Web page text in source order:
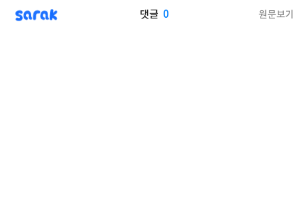
sarak 댓글 0 원문보기